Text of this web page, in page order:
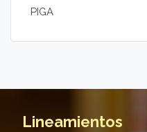
PIGA
Lineamientos